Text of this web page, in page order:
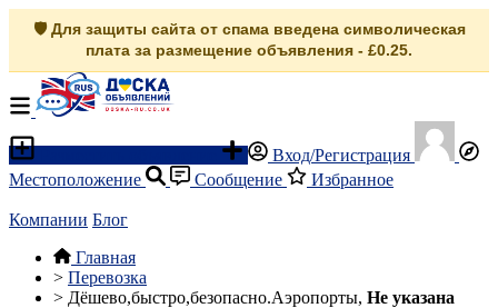
🛡️ Для защиты сайта от спама введена символическая
плата за размещение объявления - £0.25.
Вход/Регистрация
Местоположение
Сообщение Избранное
Компании Блог
Главная
> Перевозка
> Дёшево,быстро,безопасно.Аэропорты, Не указана